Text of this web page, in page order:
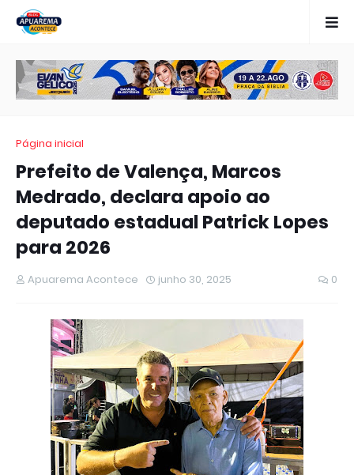
Página inicial
Prefeito de Valença, Marcos
Medrado, declara apoio ao
deputado estadual Patrick Lopes
para 2026
Apuarema Acontece junho 30, 2025 0